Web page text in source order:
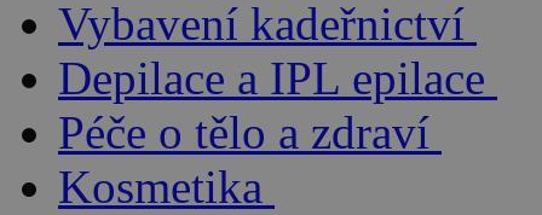
Vybavení kadeřnictví
Depilace a IPL epilace
Péče o tělo a zdraví
Kosmetika